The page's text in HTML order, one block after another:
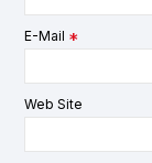
E-Mail
Web Site